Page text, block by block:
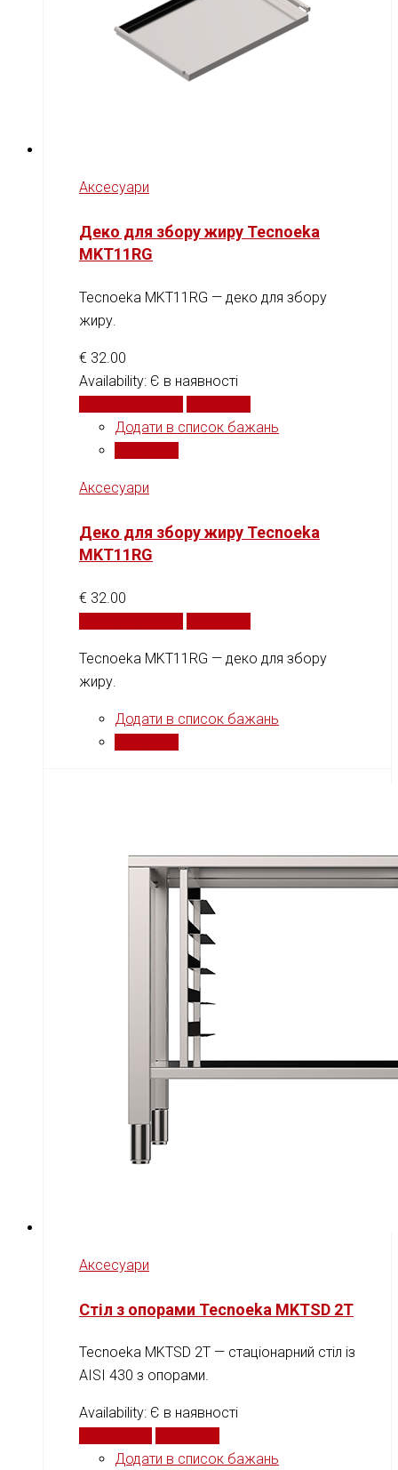
Аксесуари
Деко для збору жиру Tecnoeka
MKT11RG
Tecnoeka MKT11RG — деко для збору
жиру.
€ 32.00
Availability: Є в наявності
Додати в список бажань
Аксесуари
Деко для збору жиру Tecnoeka
MKT11RG
€ 32.00
Tecnoeka MKT11RG — деко для збору
жиру.
Додати в список бажань
Аксесуари
Стіл з опорами Tecnoeka MKTSD 2T
Tecnoeka MKTSD 2T — стаціонарний стіл із
AISI 430 з опорами.
Availability: Є в наявності
Додати в список бажань